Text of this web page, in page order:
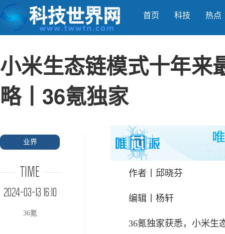
首页 科技 热点
小米生态链模式十年来
略丨36氪独家
业界
TIME
2024-03-13 16:10
36氪
作者丨邱晓芬
编辑丨杨轩
36氪独家获悉，小米生态